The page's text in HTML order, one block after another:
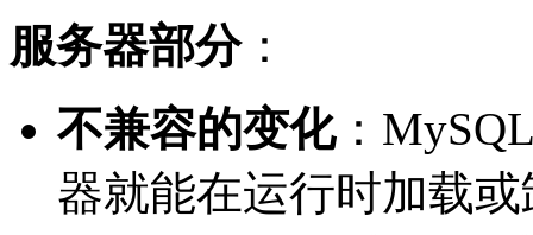
服务器部分：
不兼容的变化：
器就能在运行时加载